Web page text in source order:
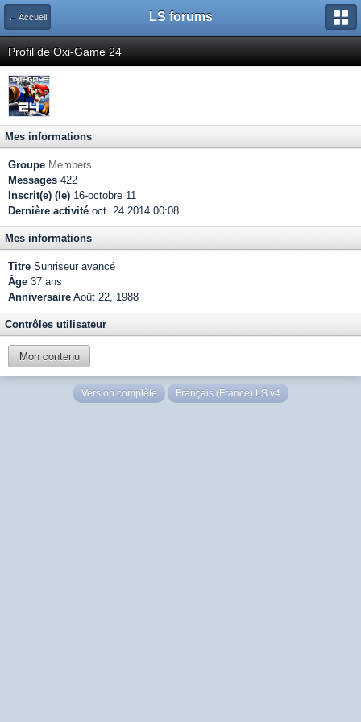
← Accueil LS forums
Profil de Oxi-Game 24
Mes informations
Groupe Members
Messages 422
Inscrit(e) (le) 16-octobre 11
Dernière activité oct. 24 2014 00:08
Mes informations
Titre Sunriseur avancé
Âge 37 ans
Anniversaire Août 22, 1988
Contrôles utilisateur
Mon contenu
Version complète Français (France) LS v4